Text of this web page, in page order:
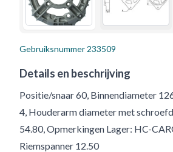
Gebruiksnummer 233509
Details en beschrijving
Positie/snaar 60, Binnendiameter
4, Houderarm diameter met
54.80, Opmerkingen Lager: HC-
Riemspanner 12.50